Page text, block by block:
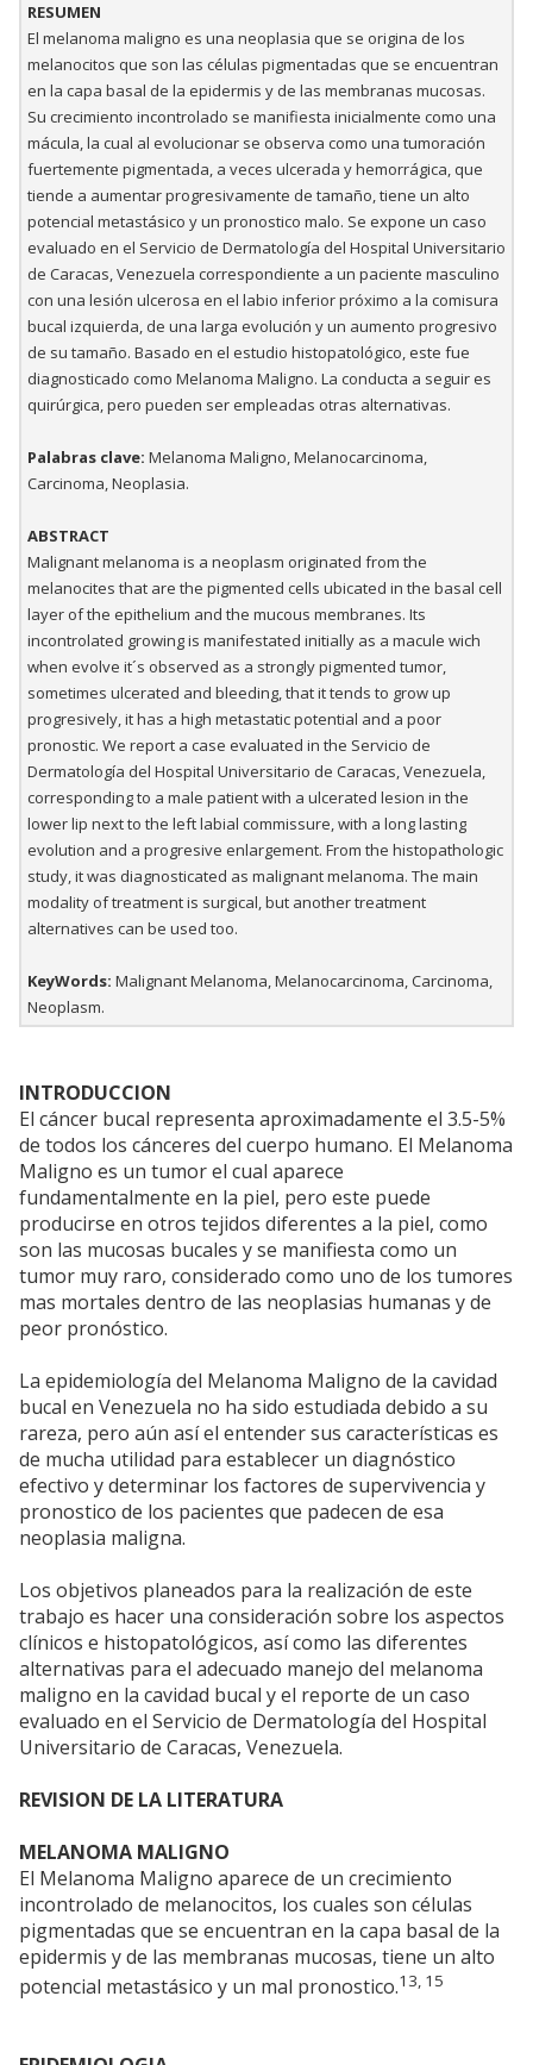
RESUMEN
El melanoma maligno es una neoplasia que se origina de los
melanocitos que son las células pigmentadas que se encuentran
en la capa basal de la epidermis y de las membranas mucosas.
Su crecimiento incontrolado se manifiesta inicialmente como una
mácula, la cual al evolucionar se observa como una tumoración
fuertemente pigmentada, a veces ulcerada y hemorrágica, que
tiende a aumentar progresivamente de tamaño, tiene un alto
potencial metastásico y un pronostico malo. Se expone un caso
evaluado en el Servicio de Dermatología del Hospital Universitario
de Caracas, Venezuela correspondiente a un paciente masculino
con una lesión ulcerosa en el labio inferior próximo a la comisura
bucal izquierda, de una larga evolución y un aumento progresivo
de su tamaño. Basado en el estudio histopatológico, este fue
diagnosticado como Melanoma Maligno. La conducta a seguir es
quirúrgica, pero pueden ser empleadas otras alternativas.
Palabras clave: Melanoma Maligno, Melanocarcinoma,
Carcinoma, Neoplasia.
ABSTRACT
Malignant melanoma is a neoplasm originated from the
melanocites that are the pigmented cells ubicated in the basal cell
layer of the epithelium and the mucous membranes. Its
incontrolated growing is manifestated initially as a macule wich
when evolve it´s observed as a strongly pigmented tumor,
sometimes ulcerated and bleeding, that it tends to grow up
progresively, it has a high metastatic potential and a poor
pronostic. We report a case evaluated in the Servicio de
Dermatología del Hospital Universitario de Caracas, Venezuela,
corresponding to a male patient with a ulcerated lesion in the
lower lip next to the left labial commissure, with a long lasting
evolution and a progresive enlargement. From the histopathologic
study, it was diagnosticated as malignant melanoma. The main
modality of treatment is surgical, but another treatment
alternatives can be used too.
KeyWords: Malignant Melanoma, Melanocarcinoma, Carcinoma,
Neoplasm.
INTRODUCCION
El cáncer bucal representa aproximadamente el 3.5-5%
de todos los cánceres del cuerpo humano. El Melanoma
Maligno es un tumor el cual aparece
fundamentalmente en la piel, pero este puede
producirse en otros tejidos diferentes a la piel, como
son las mucosas bucales y se manifiesta como un
tumor muy raro, considerado como uno de los tumores
mas mortales dentro de las neoplasias humanas y de
peor pronóstico.
La epidemiología del Melanoma Maligno de la cavidad
bucal en Venezuela no ha sido estudiada debido a su
rareza, pero aún así el entender sus características es
de mucha utilidad para establecer un diagnóstico
efectivo y determinar los factores de supervivencia y
pronostico de los pacientes que padecen de esa
neoplasia maligna.
Los objetivos planeados para la realización de este
trabajo es hacer una consideración sobre los aspectos
clínicos e histopatológicos, así como las diferentes
alternativas para el adecuado manejo del melanoma
maligno en la cavidad bucal y el reporte de un caso
evaluado en el Servicio de Dermatología del Hospital
Universitario de Caracas, Venezuela.
REVISION DE LA LITERATURA
MELANOMA MALIGNO
El Melanoma Maligno aparece de un crecimiento
incontrolado de melanocitos, los cuales son células
pigmentadas que se encuentran en la capa basal de la
epidermis y de las membranas mucosas, tiene un alto
potencial metastásico y un mal pronostico.13, 15